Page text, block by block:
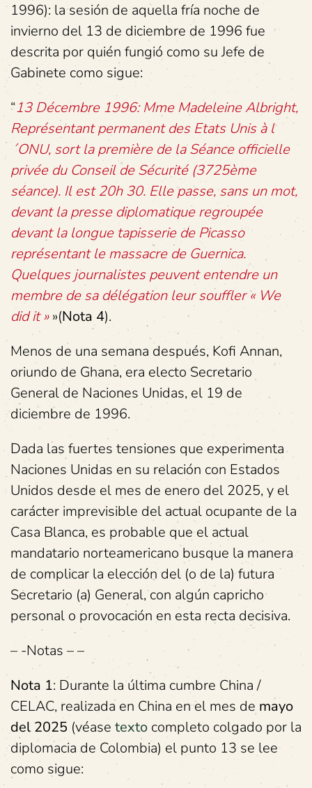
1996): la sesión de aquella fría noche de
invierno del 13 de diciembre de 1996 fue
descrita por quién fungió como su Jefe de
Gabinete como sigue:
“13 Décembre 1996: Mme Madeleine Albright,
Représentant permanent des Etats Unis à l
´ONU, sort la première de la Séance officielle
privée du Conseil de Sécurité (3725ème
séance). Il est 20h 30. Elle passe, sans un mot,
devant la presse diplomatique regroupée
devant la longue tapisserie de Picasso
représentant le massacre de Guernica.
Quelques journalistes peuvent entendre un
membre de sa délégation leur souffler « We
did it »»(Nota 4).
Menos de una semana después, Kofi Annan,
oriundo de Ghana, era electo Secretario
General de Naciones Unidas, el 19 de
diciembre de 1996.
Dada las fuertes tensiones que experimenta
Naciones Unidas en su relación con Estados
Unidos desde el mes de enero del 2025, y el
carácter imprevisible del actual ocupante de la
Casa Blanca, es probable que el actual
mandatario norteamericano busque la manera
de complicar la elección del (o de la) futura
Secretario (a) General, con algún capricho
personal o provocación en esta recta decisiva.
– -Notas – –
Nota 1: Durante la última cumbre China /
CELAC, realizada en China en el mes de mayo
del 2025 (véase texto completo colgado por la
diplomacia de Colombia) el punto 13 se lee
como sigue: